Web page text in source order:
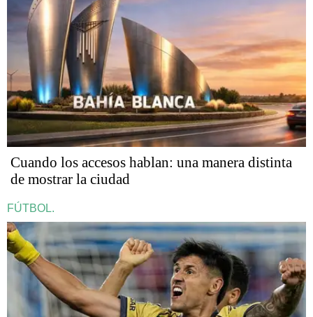
Cuando los accesos hablan: una manera distinta
de mostrar la ciudad
FÚTBOL.